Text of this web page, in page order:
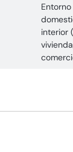
Entorno
interior